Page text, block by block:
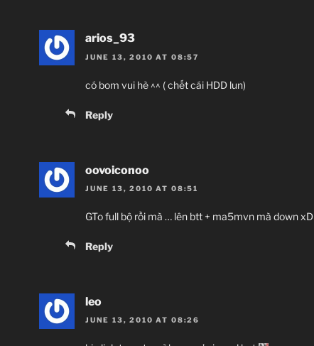
arios_93
JUNE 13, 2010 AT 08:57
có bom vui hè ^^ ( chết cái HDD lun)
Reply
oovoiconoo
JUNE 13, 2010 AT 08:51
GTo full bộ rồi mà … lên btt + ma5mvn mà down xD
Reply
leo
JUNE 13, 2010 AT 08:26